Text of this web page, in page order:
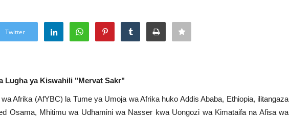
Twitter
Lugha ya Kiswahili "Mervat Sakr"
Afrika (AfYBC) la Tume ya Umoja wa Afrika huko Addis Ababa, Ethiopia, ilitangaza
Osama, Mhitimu wa Udhamini wa Nasser kwa Uongozi wa Kimataifa na Afisa wa